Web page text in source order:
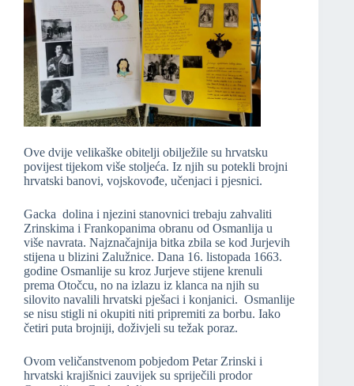
Ove dvije velikaške obitelji obilježile su hrvatsku
povijest tijekom više stoljeća. Iz njih su potekli brojni
hrvatski banovi, vojskovođe, učenjaci i pjesnici.
Gacka dolina i njezini stanovnici trebaju zahvaliti
Zrinskima i Frankopanima obranu od Osmanlija u
više navrata. Najznačajnija bitka zbila se kod Jurjevih
stijena u blizini Zalužnice. Dana 16. listopada 1663.
godine Osmanlije su kroz Jurjeve stijene krenuli
prema Otočcu, no na izlazu iz klanca na njih su
silovito navalili hrvatski pješaci i konjanici. Osmanlije
se nisu stigli ni okupiti niti pripremiti za borbu. Iako
četiri puta brojniji, doživjeli su težak poraz.
Ovom veličanstvenom pobjedom Petar Zrinski i
hrvatski krajišnici zauvijek su spriječili prodor